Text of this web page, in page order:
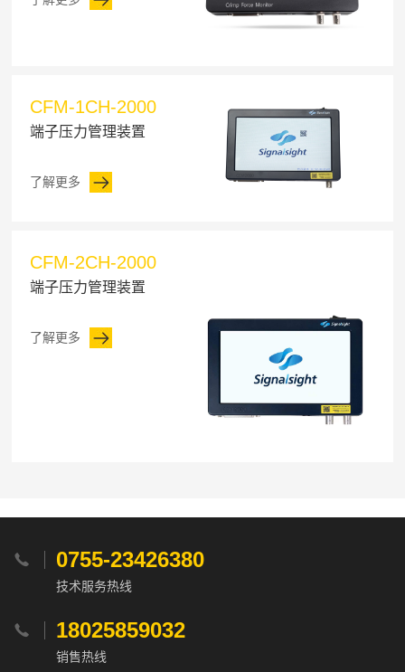
CFM-1CH-2000
端子压力管理装置
了解更多
CFM-2CH-2000
端子压力管理装置
了解更多
 0755-23426380
技术服务热线
 18025859032
销售热线